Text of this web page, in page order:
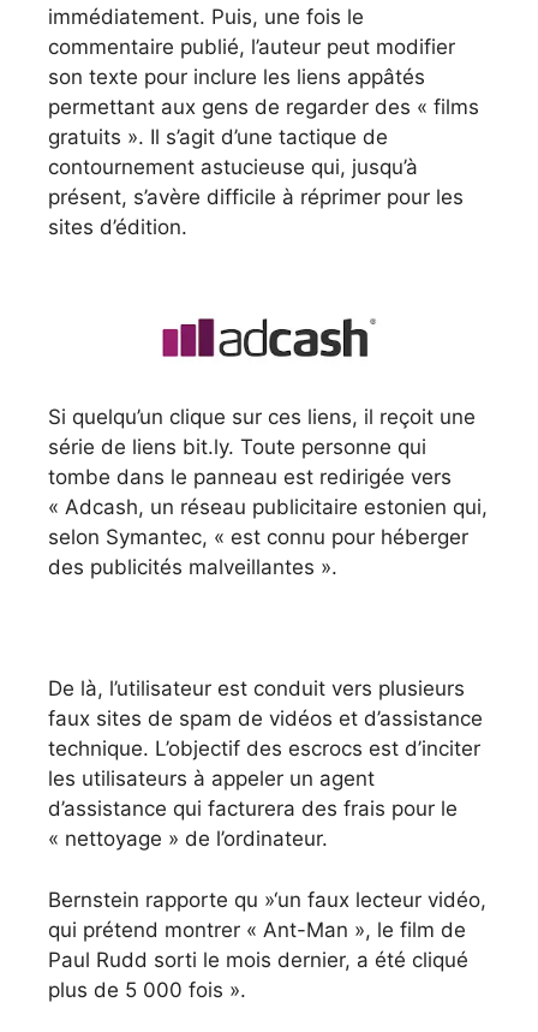
immédiatement. Puis, une fois le
commentaire publié, l’auteur peut modifier
son texte pour inclure les liens appâtés
permettant aux gens de regarder des « films
gratuits ». Il s’agit d’une tactique de
contournement astucieuse qui, jusqu’à
présent, s’avère difficile à réprimer pour les
sites d’édition.
Si quelqu’un clique sur ces liens, il reçoit une
série de liens bit.ly. Toute personne qui
tombe dans le panneau est redirigée vers
« Adcash, un réseau publicitaire estonien qui,
selon Symantec, « est connu pour héberger
des publicités malveillantes ».
De là, l’utilisateur est conduit vers plusieurs
faux sites de spam de vidéos et d’assistance
technique. L’objectif des escrocs est d’inciter
les utilisateurs à appeler un agent
d’assistance qui facturera des frais pour le
« nettoyage » de l’ordinateur.
Bernstein rapporte qu »‘un faux lecteur vidéo,
qui prétend montrer « Ant-Man », le film de
Paul Rudd sorti le mois dernier, a été cliqué
plus de 5 000 fois ».